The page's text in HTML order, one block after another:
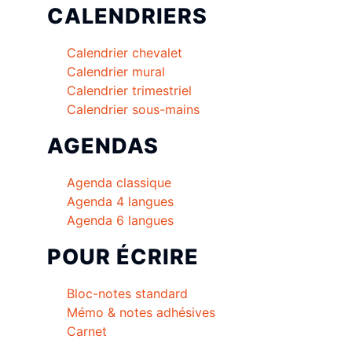
CALENDRIERS
Calendrier chevalet
Calendrier mural
Calendrier trimestriel
Calendrier sous-mains
AGENDAS
Agenda classique
Agenda 4 langues
Agenda 6 langues
POUR ÉCRIRE
Bloc-notes standard
Mémo & notes adhésives
Carnet